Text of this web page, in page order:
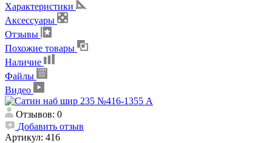
Характеристики
Аксессуары
Отзывы
Похожие товары
Наличие
Файлы
Видео
Отзывов: 0
Добавить отзыв
Артикул: 416